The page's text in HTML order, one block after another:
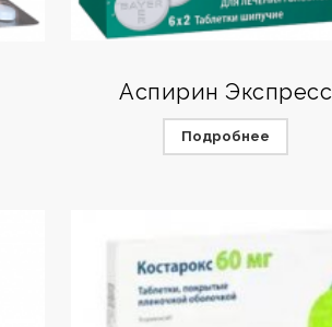
Аспирин Экспресс
Подробнее